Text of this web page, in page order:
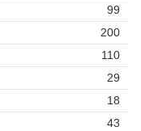
99
200
110
29
18
43